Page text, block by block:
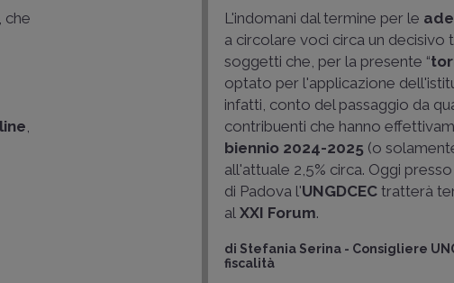
che
,
L'indomani dal termine per le
a circolare voci circa un decisivo
soggetti che, per la presente “
optato per l'applicazione
infatti, conto del passaggio da
contribuenti che hanno
biennio 2024-2025 (o
all'attuale 2,5% circa. Oggi
di Padova l'UNGDCEC tratterà
al XXI Forum.
di Stefania Serina - Consigliere
fiscalità